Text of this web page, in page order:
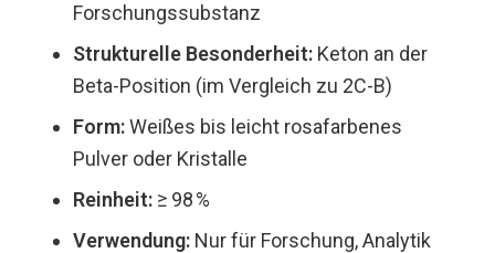
Forschungssubstanz
Strukturelle Besonderheit:Keton an der
Beta-Position (im Vergleich zu 2C-B)
Form:Weißes bis leicht rosafarbenes
Pulver oder Kristalle
Reinheit:≥ 98 %
Verwendung:Nur für Forschung, Analytik